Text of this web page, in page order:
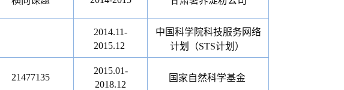
2014.11-
2015.12
中国科学院科技服务网络
计划（STS计划）
21477135
2015.01-
2018.12
国家自然科学基金